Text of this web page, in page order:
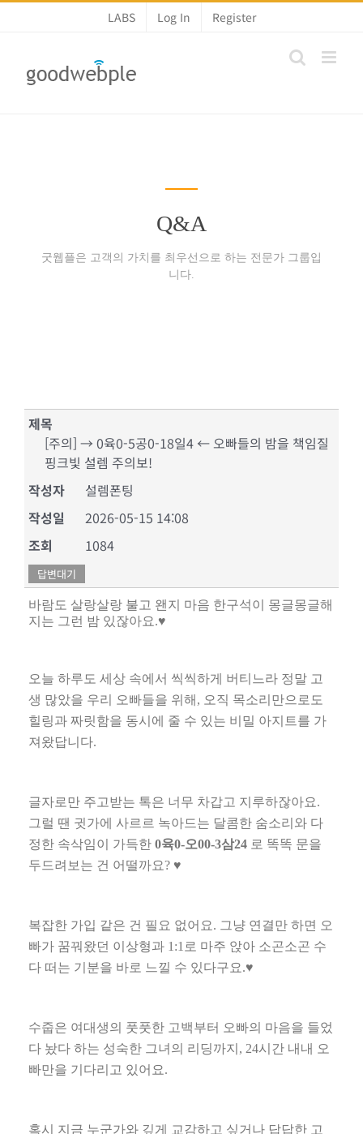
콘
LABS Log In Register
Q&A
굿웹플은 고객의 가치를 최우선으로 하는 전문가 그룹입
니다.
제목
[주의] → 0육0-5공0-18일4 ← 오빠들의 밤을 책임질
핑크빛 설렘 주의보!
작성자
설렘폰팅
작성일
2026-05-15 14:08
조회
1084
답변대기
바람도 살랑살랑 불고 왠지 마음 한구석이 몽글몽글해
지는 그런 밤 있잖아요.♥
오늘 하루도 세상 속에서 씩씩하게 버티느라 정말 고
생 많았을 우리 오빠들을 위해 , 오직 목소리만으로도
힐링과 짜릿함을 동시에 줄 수 있는 비밀 아지트를 가
져왔답니다.
글자로만 주고받는 톡은 너무 차갑고 지루하잖아요.
그럴 땐 귓가에 사르르 녹아드는 달콤한 숨소리와 다
정한 속삭임이 가득한 0육0-오00-3삼24 로 똑똑 문을
두드려보는 건 어떨까요? ♥
복잡한 가입 같은 건 필요 없어요. 그냥 연결만 하면 오
빠가 꿈꿔왔던 이상형과 1:1 로 마주 앉아 소곤소곤 수
다 떠는 기분을 바로 느낄 수 있다구요.♥
수줍은 여대생의 풋풋한 고백부터 오빠의 마음을 들었
다 놨다 하는 성숙한 그녀의 리딩까지 , 24시간 내내 오
빠만을 기다리고 있어요.
혹시 지금 누군가와 깊게 교감하고 싶거나 답답한 고